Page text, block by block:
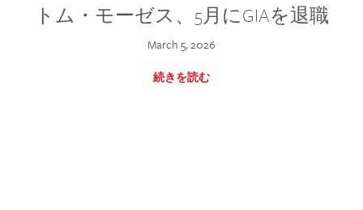
トム・モーゼス、5月にGIAを退職
March 5, 2026
続きを読む